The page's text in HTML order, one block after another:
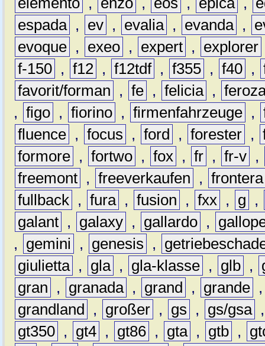
espada , ev , evalia , evanda ,
evoque , exeo , expert , explorer
f-150 , f12 , f12tdf , f355 , f40 ,
favorit/forman
, fe , felicia ,
, figo , fiorino , firmenfahrzeuge ,
fluence , focus , ford , forester ,
formore , fortwo , fox , fr , fr-v ,
freemont , freeverkaufen , frontera
fullback , fura , fusion , fxx , g
,
galant , galaxy , gallardo ,
,
gemini , genesis ,
giulietta , gla , gla-klasse , glb ,
gran
, granada , grand , grande
grandland
, großer , gs , gs/gsa
gt350 , gt4 , gt86 , gta , gtb ,